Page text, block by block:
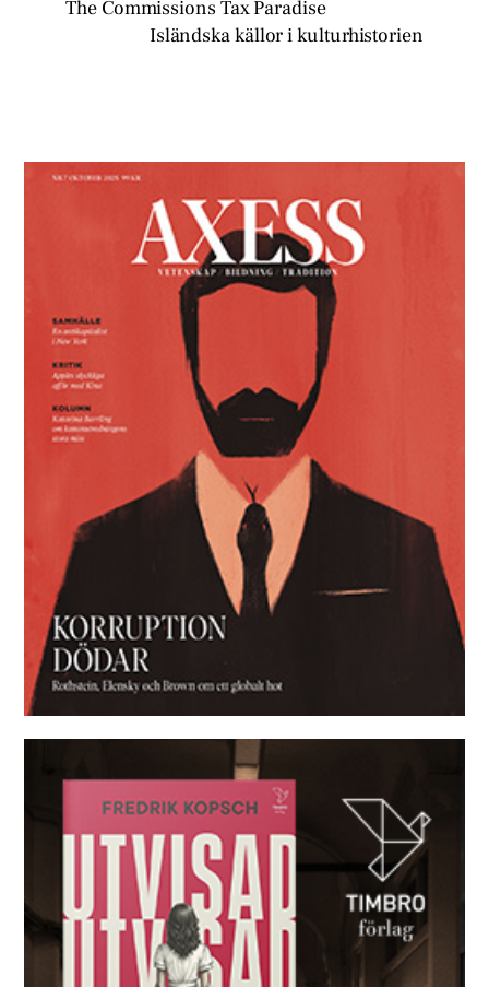
The Commissions Tax Paradise
Isländska källor i kulturhistorien